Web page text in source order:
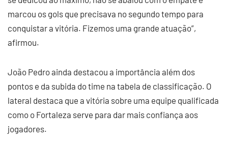
marcou os gols que precisava no segundo tempo para
conquistar a vitória. Fizemos uma grande atuação”,
afirmou.
João Pedro ainda destacou a importância além dos
pontos e da subida do time na tabela de classificação. O
lateral destaca que a vitória sobre uma equipe qualificada
como o Fortaleza serve para dar mais confiança aos
jogadores.